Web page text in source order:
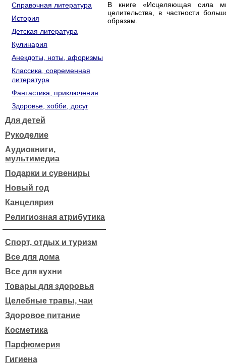
Справочная литература
История
Детская литература
Кулинария
Анекдоты, ноты, афоризмы
Классика, современная
литература
Фантастика, приключения
Здоровье, хобби, досуг
Для детей
Рукоделие
Аудиокниги,
мультимедиа
Подарки и сувениры
Новый год
Канцелярия
Религиозная атрибутика
Спорт, отдых и туризм
Все для дома
Все для кухни
Товары для здоровья
Целебные травы, чаи
Здоровое питание
Косметика
Парфюмерия
Гигиена
В книге «Исцеляющая сила
целительства, в частности
образам.